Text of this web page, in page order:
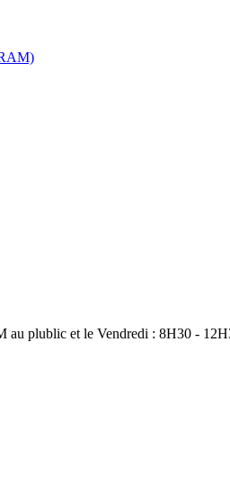
au plublic et le Vendredi : 8H30 -